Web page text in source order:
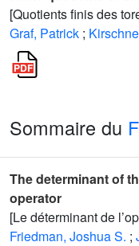
[Quotients finis des
Graf, Patrick ;
Sommaire du
The determinant of
operator
[Le déterminant de
Friedman, Joshua S. ;